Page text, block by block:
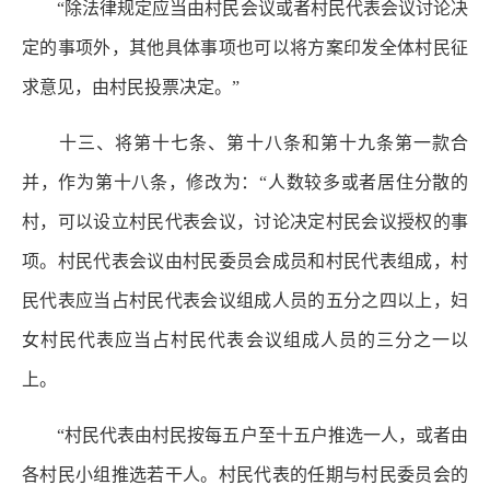
“除法律规定应当由村民会议或者村民代表会议讨论决
定的事项外，其他具体事项也可以将方案印发全体村民征
求意见，由村民投票决定。”
十三、将第十七条、第十八条和第十九条第一款合
并，作为第十八条，修改为：“人数较多或者居住分散的
村，可以设立村民代表会议，讨论决定村民会议授权的事
项。村民代表会议由村民委员会成员和村民代表组成，村
民代表应当占村民代表会议组成人员的五分之四以上，妇
女村民代表应当占村民代表会议组成人员的三分之一以
上。
“村民代表由村民按每五户至十五户推选一人，或者由
各村民小组推选若干人。村民代表的任期与村民委员会的